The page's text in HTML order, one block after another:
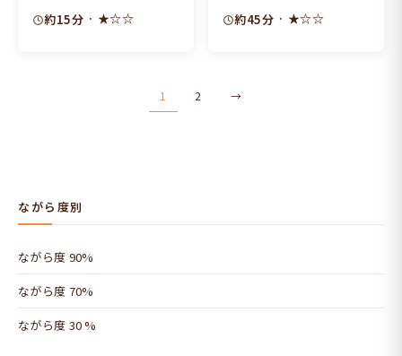
り約15分 · ★☆☆ 約45分 · ★☆☆
ー
送
り
1 2 →
ながら度別
ながら度 90%
ながら度 70%
ながら度 30 %